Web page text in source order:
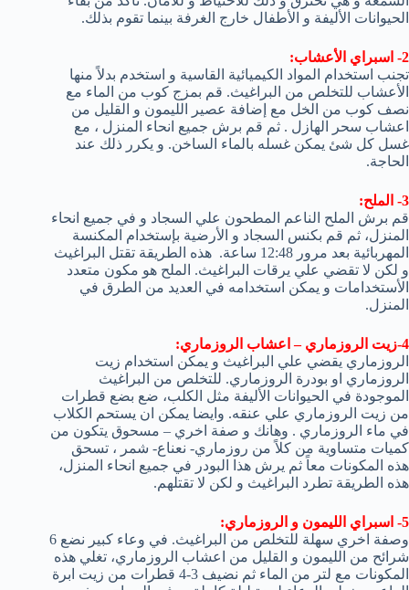
الحيوانات الأليفة و الأطفال خارج الغرفة بينما تقوم بذلك.
2- اسبراي الأعشاب:
تجنب استخدام المواد الكيميائية القاسية و استخدم بدلاً منها
الأعشاب للتخلص من البراغيث. قم بمزج كوب من الماء مع
نصف كوب من الخل مع إضافة عصير الليمون و القليل من
اعشاب سحر الهازل . ثم قم برش جميع انحاء المنزل ، مع
غسل كل شئ يمكن غسله بالماء الساخن. و يكرر ذلك عند
الحاجة.
3- الملح:
قم برش الملح الناعم المطحون علي السجاد و في جميع انحاء
المنزل، ثم قم بكنس السجاد و الأرضية بإستخدام المكنسة
المهربائية بعد مرور 12:48 ساعة. هذه الطريقة تقتل البراغيث
و لكن لا تقضي علي يرقات البراغيث. الملح هو مكون متعدد
الأستخدامات و يمكن استخدامه في العديد من الطرق في
المنزل.
4-زيت الروزماري – اعشاب الروزماري:
الروزماري يقضي علي البراغيث و يمكن استخدام زيت
الروزماري او بودرة الروزماري. للتخلص من البراغيث
الموجودة في الحيوانات الأليفة مثل الكلب، ضع بضع قطرات
من زيت الروزماري علي عنقه. وايضا يمكن ان يستحم الكلاب
في ماء الروزماري . وهانك و صفة اخري – مسحوق يتكون من
كميات متساوية من كلاً من روزماري- نعناع- شمر ، تسحق
هذه المكونات معاً ثم يرش هذا البودر في جميع انحاء المنزل،
هذه الطريقة تطرد البراغيث و لكن لا تقتلهم.
5- اسبراي الليمون و الروزماري:
وصفة اخري سهلة للتخلص من البراغيث. في وعاء كبير نضع 6
شرائح من الليمون و القليل من اعشاب الروزماري، تغلي هذه
المكونات مع لتر من الماء ثم نضيف 3-4 قطرات من زيت ابرة